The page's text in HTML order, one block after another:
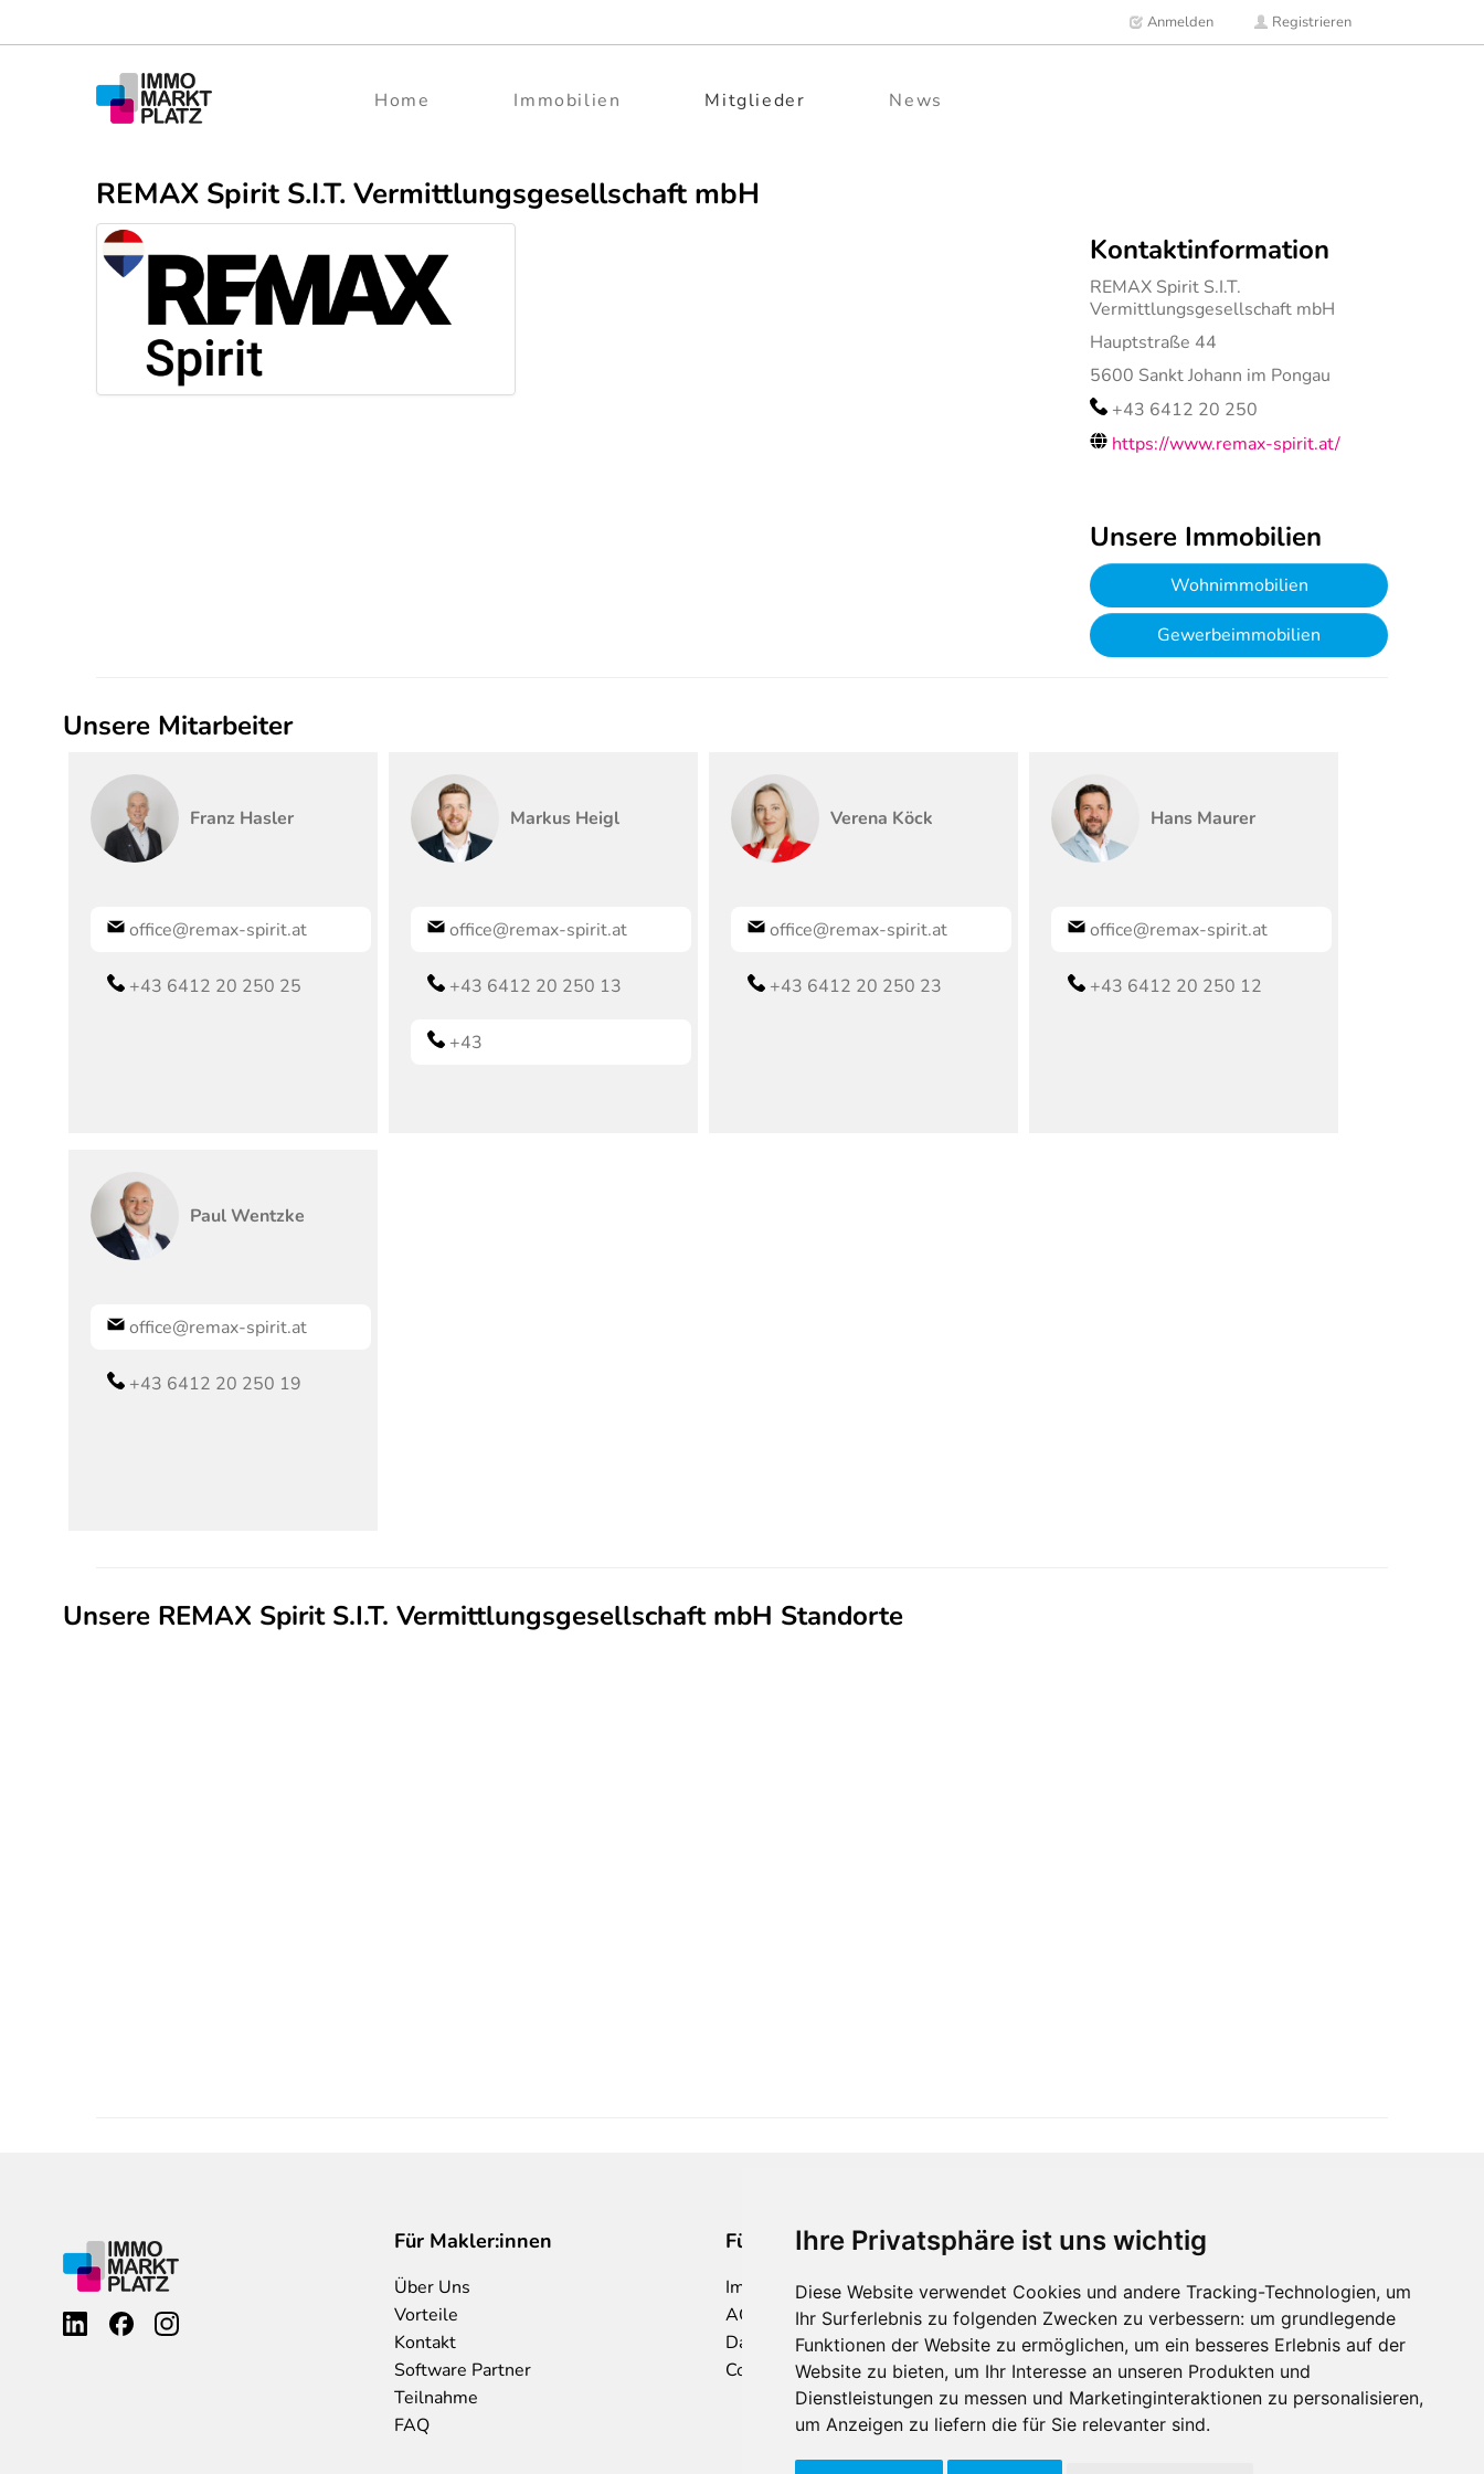
Ihre Privatsphäre ist uns wichtig
Diese Website verwendet Cookies und andere Tracking-Technologien, um
Ihr Surferlebnis zu folgenden Zwecken zu verbessern: um grundlegende
Funktionen der Website zu ermöglichen, um ein besseres Erlebnis auf der
Website zu bieten, um Ihr Interesse an unseren Produkten und
Dienstleistungen zu messen und Marketinginteraktionen zu personalisieren,
um Anzeigen zu liefern die für Sie relevanter sind.
Anmelden Registrieren
Home Immobilien Mitglieder News
REMAX Spirit S.I.T. Vermittlungsgesellschaft mbH
Kontaktinformation
REMAX Spirit S.I.T.
Vermittlungsgesellschaft mbH
Hauptstraße 44
5600 Sankt Johann im Pongau
+43 6412 20 250
https://www.remax-spirit.at/
Unsere Immobilien
Wohnimmobilien
Gewerbeimmobilien
Unsere Mitarbeiter
Franz Hasler
office@remax-spirit.at
+43 6412 20 250 25
Markus Heigl
office@remax-spirit.at
+43 6412 20 250 13
+43
Verena Köck
office@remax-spirit.at
+43 6412 20 250 23
Hans Maurer
office@remax-spirit.at
+43 6412 20 250 12
PaulWentzke
office@remax-spirit.at
+43 6412 20 250 19
Unsere REMAX Spirit S.I.T. Vermittlungsgesellschaft mbH Standorte
Für Makler:innen
Über Uns
Vorteile
Kontakt
Software Partner
Teilnahme
FAQ
Für Makler:innen
Impressum
AGB
Datenschutzklärung
Cookie Richtlinie
Immobilienmarktplatz Newsletter
Erhalten Sie regelmäßig Neuigkeiten und
Serviceangebote zu Themen rund um die
Immobilie.